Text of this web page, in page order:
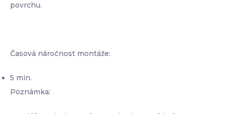
povrchu.
Časová náročnost montáže:
5 min.
Poznámka: